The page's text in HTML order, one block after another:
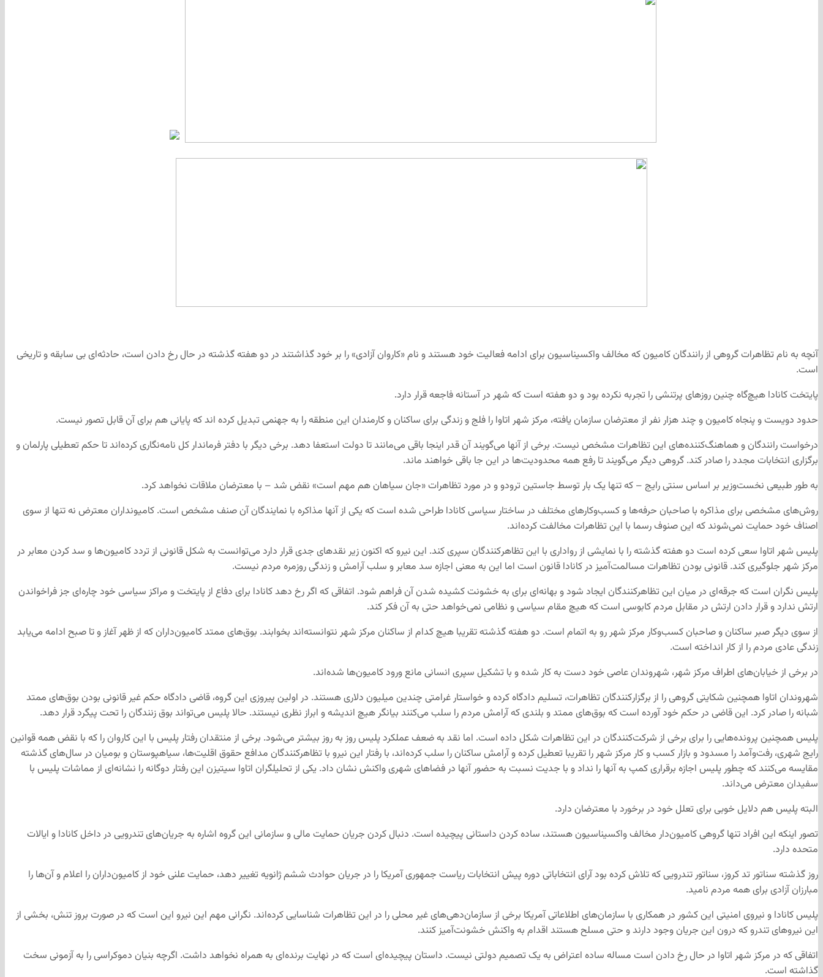
آنچه به نام تظاهرات گروهی از رانندگان کامیون که مخالف واکسیناسیون برای ادامه فعالیت خود هستند و نام «کاروان آزادی» را بر خود گذاشتند در دو هفته گذشته در حال رخ دادن است، حادثه‌ای بی سابقه و تاریخی
است.
پایتخت کانادا هیچ‌گاه چنین روزهای پرتنشی را تجربه نکرده بود و دو هفته است که شهر در آستانه فاجعه قرار دارد.
حدود دویست و پنجاه کامیون و چند هزار نفر از معترضان سازمان یافته، مرکز شهر اتاوا را فلج و زندگی برای ساکنان و کارمندان این منطقه را به جهنمی تبدیل کرده اند که پایانی هم برای آن قابل تصور نیست.
درخواست رانندگان و هماهنگ‌کننده‌های این تظاهرات مشخص نیست. برخی از آنها می‌گویند آن قدر اینجا باقی می‌مانند تا دولت استعفا دهد. برخی دیگر با دفتر فرماندار کل نامه‌نگاری کرده‌اند تا حکم تعطیلی پارلمان و
برگزاری انتخابات مجدد را صادر کند. گروهی دیگر می‌گویند تا رفع همه محدودیت‌ها در این جا باقی خواهند ماند.
به طور طبیعی نخست‌وزیر بر اساس سنتی رایج – که تنها یک بار توسط جاستین ترودو و در مورد تظاهرات «جان سیاهان هم مهم است» نقض شد – با معترضان ملاقات نخواهد کرد.
روش‌های مشخصی برای مذاکره با صاحبان حرفه‌ها و کسب‌و‌کارهای مختلف در ساختار سیاسی کانادا طراحی شده است که یکی از آنها مذاکره با نمایندگان آن صنف مشخص است. کامیونداران معترض نه تنها از سوی
اصناف خود حمایت نمی‌شوند که این صنوف رسما با این تظاهرات مخالفت کرده‌اند.
پلیس شهر اتاوا سعی کرده است دو هفته گذشته را با نمایشی از رواداری با این تظاهر‌کنندگان سپری کند. این نیرو که اکنون زیر نقدهای جدی قرار دارد می‌توانست به شکل قانونی از تردد کامیون‌ها و سد کردن معابر در
مرکز شهر جلوگیری کند. قانونی بودن تظاهرات مسالمت‌آمیز در کانادا قانون است اما این به معنی اجازه سد معابر و سلب آرامش و زندگی روزمره مردم نیست.
پلیس نگران است که جرقه‌ای در میان این تظاهرکنندگان ایجاد شود و بهانه‌ای برای به خشونت کشیده شدن آن فراهم شود. اتفاقی که اگر رخ دهد کانادا برای دفاع از پایتخت و مراکز سیاسی خود چاره‌ای جز فراخواندن
ارتش ندارد و قرار دادن ارتش در مقابل مردم کابوسی است که هیچ مقام سیاسی و نظامی نمی‌خواهد حتی به آن فکر کند.
از سوی دیگر صبر ساکنان و صاحبان کسب‌و‌کار مرکز شهر رو به اتمام است. دو هفته گذشته تقریبا هیچ کدام از ساکنان مرکز شهر نتوانسته‌اند بخوابند. بوق‌های ممتد کامیون‌داران که از ظهر آغاز و تا صبح ادامه می‌یابد
زندگی عادی مردم را از کار انداخته است.
در برخی از خیابان‌های اطراف مرکز شهر، شهروندان عاصی خود دست به کار شده و با تشکیل سپری انسانی مانع ورود کامیون‌ها شده‌اند.
شهروندان اتاوا همچنین شکایتی گروهی را از برگزار‌کنندگان تظاهرات، تسلیم دادگاه کرده و خواستار غرامتی چندین میلیون دلاری هستند. در اولین پیروزی این گروه، قاضی دادگاه حکم غیر قانونی بودن بوق‌های ممتد
شبانه را صادر کرد. این قاضی در حکم خود آورده است که بوق‌های ممتد و بلندی که آرامش مردم را سلب می‌کنند بیانگر هیچ اندیشه و ابراز نظری نیستند. حالا پلیس می‌تواند بوق زنندگان را تحت پیگرد قرار دهد.
پلیس همچنین پرونده‌هایی را برای برخی از شرکت‌کنندگان در این تظاهرات شکل داده است. اما نقد به ضعف عملکرد پلیس روز به روز بیشتر می‌شود. برخی از منتقدان رفتار پلیس با این کاروان را که با نقض همه قوانین
رایج شهری، رفت‌وآمد را مسدود و بازار کسب و کار مرکز شهر را تقریبا تعطیل کرده و آرامش ساکنان را سلب کرده‌اند، با رفتار این نیرو با تظاهرکنندگان مدافع حقوق اقلیت‌ها، سیاهپوستان و بومیان در سال‌های گذشته
مقایسه می‌کنند که چطور پلیس اجازه برقراری کمپ به آنها را نداد و با جدیت نسبت به حضور آنها در فضاهای شهری واکنش نشان داد. یکی از تحلیلگران اتاوا سیتیزن این رفتار دوگانه را نشانه‌ای از مماشات پلیس با
سفیدان معترض می‌داند.
البته پلیس هم دلایل خوبی برای تعلل خود در برخورد با معترضان دارد.
تصور اینکه این افراد تنها گروهی کامیون‌دار مخالف واکسیناسیون هستند، ساده کردن داستانی پیچیده است. دنبال کردن جریان حمایت مالی و سازمانی این گروه اشاره به جریان‌های تندرویی در داخل کانادا و ایالات
متحده دارد.
روز گذشته سناتور تد کروز، سناتور تندرویی که تلاش کرده بود آرای انتخاباتی دوره پیش انتخابات ریاست جمهوری آمریکا را در جریان حوادث ششم ژانویه تغییر دهد، حمایت علنی خود از کامیون‌داران را اعلام و آن‌ها را
مبارزان آزادی برای همه مردم نامید.
پلیس کانادا و نیروی امنیتی این کشور در همکاری با سازمان‌های اطلاعاتی آمریکا برخی از سازمان‌دهی‌های غیر محلی را در این تظاهرات شناسایی کرده‌اند. نگرانی مهم این نیرو این است که در صورت بروز تنش، بخشی از
این نیروهای تندرو که درون این جریان وجود دارند و حتی مسلح هستند اقدام به واکنش خشونت‌آمیز کنند.
اتفاقی که در مرکز شهر اتاوا در حال رخ دادن است مساله ساده اعتراض به یک تصمیم دولتی نیست. داستان پیچیده‌ای است که در نهایت برنده‌ای به همراه نخواهد داشت. اگرچه بنیان دموکراسی را به آزمونی سخت
گذاشته است.